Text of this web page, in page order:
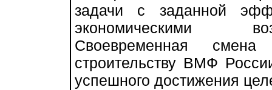
задачи с заданной
экономическими
Своевременная смена
строительству ВМФ
успешного достижения